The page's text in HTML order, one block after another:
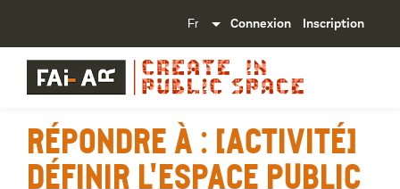
Connexion Inscription
Répondre à : [Activité]
Définir l'espace public